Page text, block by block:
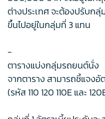
ต่างประเทศ จะต้องปรับก
ขึ้นไปอยู่ในกลุ่มที่ 3 แทน
-
ตารางแบ่งกลุ่มรถยนต์นั่ง
จากตาราง สามารถชี้แจง
(รหัส 110 120 110E และ